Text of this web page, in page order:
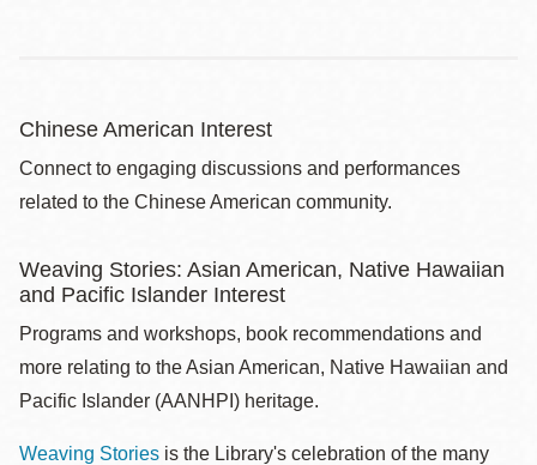
Chinese American Interest
Connect to engaging discussions and performances
related to the Chinese American community.
Weaving Stories: Asian American, Native Hawaiian
and Pacific Islander Interest
Programs and workshops, book recommendations and
more relating to the Asian American, Native Hawaiian and
Pacific Islander (AANHPI) heritage.
Weaving Stories is the Library's celebration of the many